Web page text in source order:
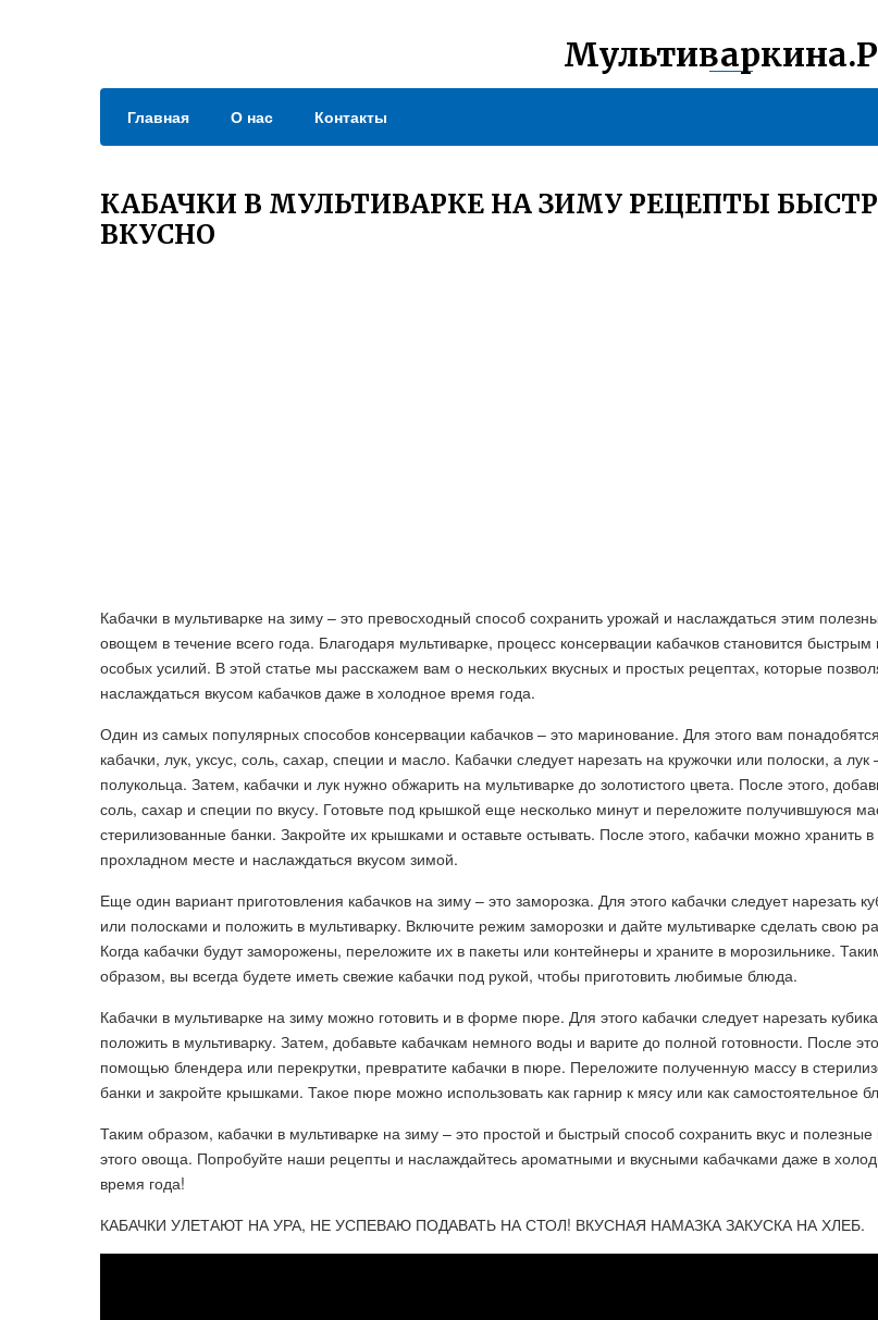
Главная О нас Контакты
КАБАЧКИ В МУЛЬТИВАРКЕ НА ЗИМУ РЕЦЕПТЫ
ВКУСНО
Кабачки в мультиварке на зиму – это превосходный способ сохранить урожай и наслаждаться этим
овощем в течение всего года. Благодаря мультиварке, процесс консервации кабачков становится быстрым
особых усилий. В этой статье мы расскажем вам о нескольких вкусных и простых рецептах, которые
наслаждаться вкусом кабачков даже в холодное время года.
Один из самых популярных способов консервации кабачков – это маринование. Для этого вам
кабачки, лук, уксус, соль, сахар, специи и масло. Кабачки следует нарезать на кружочки или полоски, а лук
полукольца. Затем, кабачки и лук нужно обжарить на мультиварке до золотистого цвета. После этого,
соль, сахар и специи по вкусу. Готовьте под крышкой еще несколько минут и переложите получившуюся
стерилизованные банки. Закройте их крышками и оставьте остывать. После этого, кабачки можно хранить в
прохладном месте и наслаждаться вкусом зимой.
Еще один вариант приготовления кабачков на зиму – это заморозка. Для этого кабачки следует нарезать
или полосками и положить в мультиварку. Включите режим заморозки и дайте мультиварке сделать свою
Когда кабачки будут заморожены, переложите их в пакеты или контейнеры и храните в морозильнике.
образом, вы всегда будете иметь свежие кабачки под рукой, чтобы приготовить любимые блюда.
Кабачки в мультиварке на зиму можно готовить и в форме пюре. Для этого кабачки следует нарезать
положить в мультиварку. Затем, добавьте кабачкам немного воды и варите до полной готовности. После
помощью блендера или перекрутки, превратите кабачки в пюре. Переложите полученную массу в
банки и закройте крышками. Такое пюре можно использовать как гарнир к мясу или как самостоятельное
Таким образом, кабачки в мультиварке на зиму – это простой и быстрый способ сохранить вкус и полезные
этого овоща. Попробуйте наши рецепты и наслаждайтесь ароматными и вкусными кабачками даже в
время года!
КАБАЧКИ УЛЕТАЮТ НА УРА, НЕ УСПЕВАЮ ПОДАВАТЬ НА СТОЛ! ВКУСНАЯ НАМАЗКА ЗАКУСКА НА ХЛЕБ.